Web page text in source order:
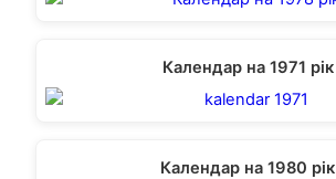
Календар на 1971 рік
Календар на 1980 рік